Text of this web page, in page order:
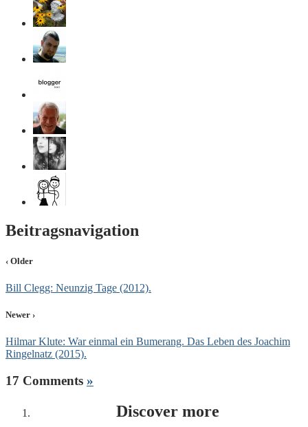
Beitragsnavigation
‹ Older
Bill Clegg: Neunzig Tage (2012).
Newer ›
Hilmar Klute: War einmal ein Bumerang. Das Leben des Joachim
Ringelnatz (2015).
17 Comments »
Discover more